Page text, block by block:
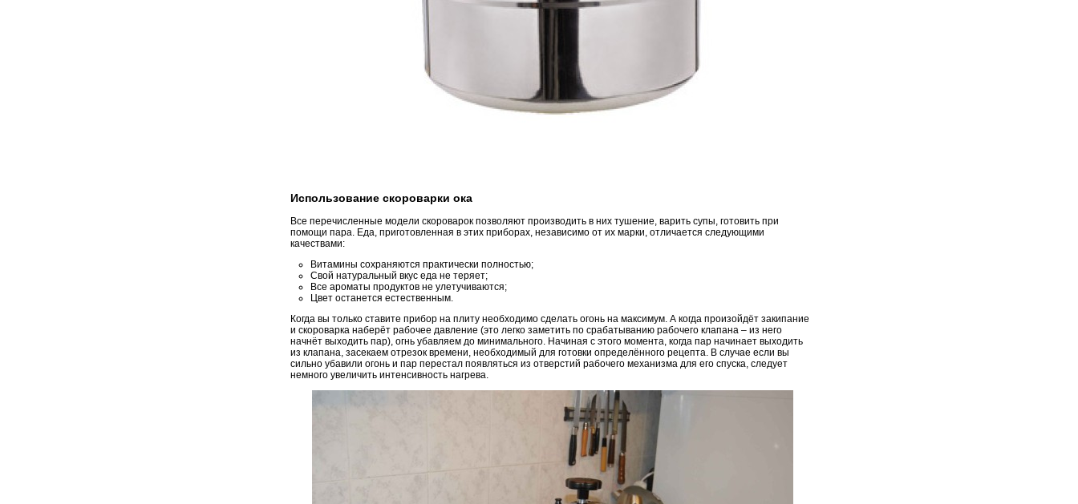
Использование скороварки ока
Все перечисленные модели скороварок позволяют производить в них тушение, варить супы, готовить при
помощи пара. Еда, приготовленная в этих приборах, независимо от их марки, отличается следующими
качествами:
Витамины сохраняются практически полностью;
Свой натуральный вкус еда не теряет;
Все ароматы продуктов не улетучиваются;
Цвет останется естественным.
Когда вы только ставите прибор на плиту необходимо сделать огонь на максимум. А когда произойдёт закипание
и скороварка наберёт рабочее давление (это легко заметить по срабатыванию рабочего клапана – из него
начнёт выходить пар), огнь убавляем до минимального. Начиная с этого момента, когда пар начинает выходить
из клапана, засекаем отрезок времени, необходимый для готовки определённого рецепта. В случае если вы
сильно убавили огонь и пар перестал появляться из отверстий рабочего механизма для его спуска, следует
немного увеличить интенсивность нагрева.